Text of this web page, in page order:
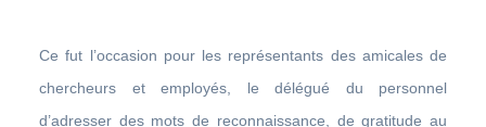
Ce fut l’occasion pour les représentants des amicales de
chercheurs et employés, le délégué du personnel
d’adresser des mots de reconnaissance, de gratitude au